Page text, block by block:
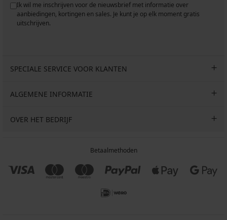
Ik wil me inschrijven voor de nieuwsbrief met informatie over
aanbiedingen, kortingen en sales. Je kunt je op elk moment gratis
uitschrijven.
SPECIALE SERVICE VOOR KLANTEN
ALGEMENE INFORMATIE
OVER HET BEDRIJF
Betaalmethoden